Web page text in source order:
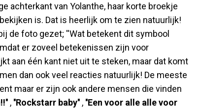
achterkant van Yolanthe, haar korte broekje
is. Dat is heerlijk om te zien natuurlijk!
de foto gezet; ''Wat betekent dit symbool
er zoveel betekenissen zijn voor
aan één kant niet uit te steken, maar dat komt
dan ook veel reacties natuurlijk! De meeste
maar er zijn ook andere mensen die vinden
, ''Rockstarr baby'' , ''Een voor alle alle voor